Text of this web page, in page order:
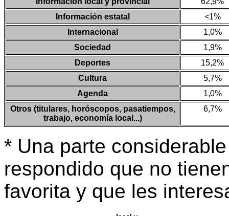
Información estatal
<1%
Internacional
1,0%
Sociedad
1,9%
Deportes
15,2%
Cultura
5,7%
Agenda
1,0%
Otros (titulares, horóscopos, pasatiempos,
trabajo, economía local...)
6,7%
* Una parte
respondido que no
favorita y que les